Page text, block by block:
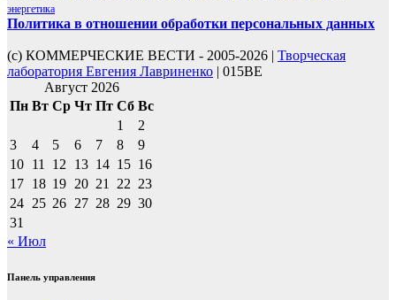
энергетика
Политика в отношении обработки персональных данных
(с) КОММЕРЧЕСКИЕ ВЕСТИ - 2005-2026 | Творческая
лаборатория Евгения Лавриненко | 015BE
Август 2026
Пн Вт Ср Чт Пт Сб Вс
1
2
3
4 5 6 7 8
9
10 11 12 13 14 15 16
17 18 19 20 21 22 23
24 25 26 27 28 29 30
31
« Июл
Панель управления